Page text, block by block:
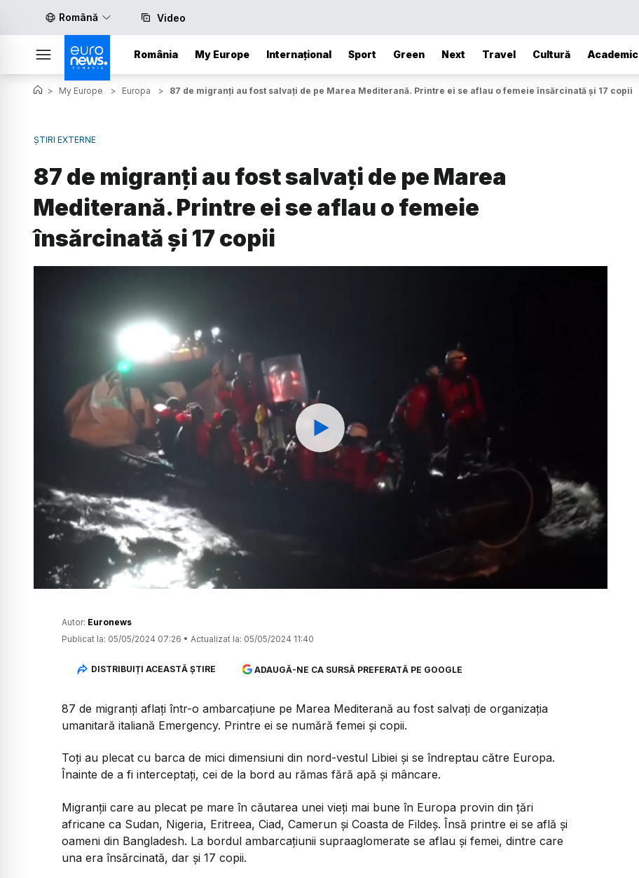
Română Video
România My Europe Internațional Sport Green Next Travel Cultură Academic
> My Europe > Europa > 87 de migranți au fost salvați de pe Marea Mediterană. Printre ei se aflau o femeie însărcinată și 17 copii
ȘTIRI EXTERNE
87 de migranți au fost salvați de pe Marea
Mediterană. Printre ei se aflau o femeie
însărcinată și 17 copii
Watch
Autor: Euronews
Publicat la: 05/05/2024 07:26 • Actualizat la: 05/05/2024 11:40
DISTRIBUIȚI ACEASTĂ ȘTIRE ADAUGĂ-NE CA SURSĂ PREFERATĂ PE GOOGLE
87 de migranți aflați într-o ambarcațiune pe Marea Mediterană au fost salvați de organizația
umanitară italiană Emergency. Printre ei se numără femei și copii.
Toți au plecat cu barca de mici dimensiuni din nord-vestul Libiei și se îndreptau către Europa.
Înainte de a fi interceptați, cei de la bord au rămas fără apă și mâncare.
Migranții care au plecat pe mare în căutarea unei vieți mai bune în Europa provin din țări
africane ca Sudan, Nigeria, Eritreea, Ciad, Camerun și Coasta de Fildeș. Însă printre ei se află și
oameni din Bangladesh. La bordul ambarcațiunii supraaglomerate se aflau și femei, dintre care
una era însărcinată, dar și 17 copii.